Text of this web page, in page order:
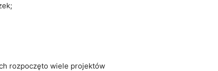
rozpoczęto wiele projektów